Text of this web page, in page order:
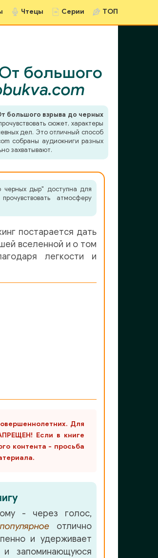
Чтецы Серии ТОП
большого
большого взрыва до черных
сюжет, характеры
дел. Это отличный способ
собраны аудиокниги разных
захватывают.
черных дыр" доступна для
атмосферу
постарается дать
вселенной и о том
легкости и
Для
Если в книге
контента - просьба
- через голос,
отлично
и удерживает
и запоминающуюся